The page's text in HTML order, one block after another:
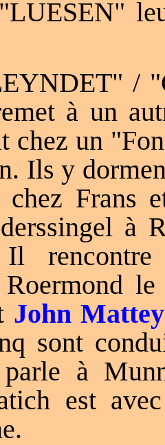
/
à un
chez un
Ils y
Frans
à
Il
John Mattey
sont
à
est